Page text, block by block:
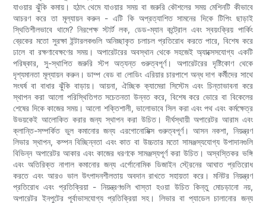
যাওয়ার ঝুঁকি কমায়। হঠাৎ থেমে যাওয়ার সময় বা জরুরি কৌশলের সময় মেশিনটি কীভাবে
আচরণ করে তা মূল্যায়ন করুন - এটি কি অপ্রত্যাশিত সামনের দিকে টিপিং ছাড়াই
স্থিতিশীলভাবে থামে? নিরপেক্ষ স্টার্ট লক, ডেড-ম্যান কন্ট্রোল এবং স্বয়ংক্রিয় পার্কিং
ব্রেকের মতো সুরক্ষা ইন্টারলকগুলি অনিচ্ছাকৃত চলাচল প্রতিরোধ করতে পারে, বিশেষ করে
ঢালে বা রক্ষণাবেক্ষণের সময়। অপারেটরের অবস্থান থেকে সহজেই অ্যাক্সেসযোগ্য একটি
পরিষ্কার, সু-স্থাপিত জরুরি স্টপ অত্যন্ত গুরুত্বপূর্ণ। অপারেটরের দৃষ্টিকোণ থেকে
দৃশ্যমানতা মূল্যায়ন করুন। ডাম্প বেড বা লোডিং এরিয়ার চারপাশে অন্ধ দাগ কর্মীদের সাথে
সংঘর্ষ বা বাধার ঝুঁকি বাড়ায়। আয়না, ঐচ্ছিক ক্যামেরা সিস্টেম এবং চিন্তাভাবনা করে
স্থাপন করা আলো পরিস্থিতিগত সচেতনতা উন্নত করে, বিশেষ করে ভোরে বা বিকেলের
শেষের দিকে কাজের সময়। আলো শক্তিশালী, ভালোভাবে সিল করা এবং পথ এবং কর্মক্ষেত্র
উভয়কেই আলোকিত করার জন্য স্থাপন করা উচিত। দীর্ঘস্থায়ী অপারেটর আরাম এবং
ক্লান্তি-সম্পর্কিত ভুল কমানোর জন্য এরগোনোমিক্স গুরুত্বপূর্ণ। আসন নকশা, নিয়ন্ত্রণ
লিভার স্থাপন, কম্পন বিচ্ছিন্নতা এবং কাত বা উচ্চতার মতো সামঞ্জস্যযোগ্য উপাদানগুলি
বিভিন্ন অপারেটর আকার এবং কাজের ধরণকে সামঞ্জস্যপূর্ণ করা উচিত। অস্বস্তিকর ভঙ্গি
এবং অতিরিক্ত নাগাল কমানোর জন্য এর্গোনোমিক ডিজাইন স্ট্রেনের আঘাত প্রতিরোধ
করতে এবং আরও ভাল উৎপাদনশীলতায় অবদান রাখতে সহায়তা করে। মনিটর নিয়ন্ত্রণ
প্রতিরোধ এবং প্রতিক্রিয়া - নিয়ন্ত্রণগুলি খাস্তা হওয়া উচিত কিন্তু মোচড়ানো নয়,
অপারেটর ইনপুটের পূর্বাভাসযোগ্য প্রতিক্রিয়া সহ। লিভার বা প্যাডেল চালানোর জন্য